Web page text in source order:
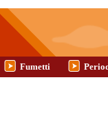
Fumetti